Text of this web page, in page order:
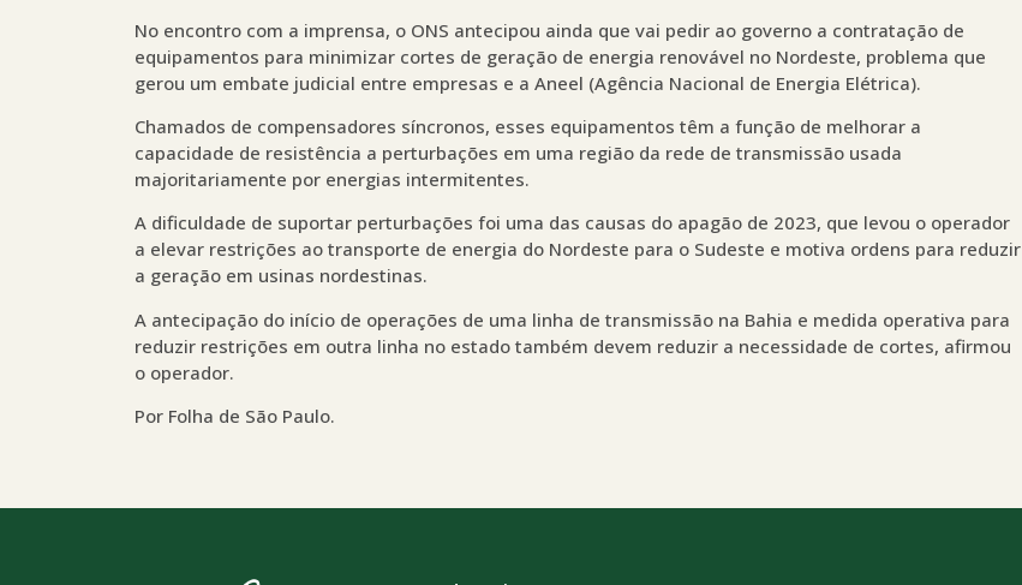
No encontro com a imprensa, o ONS antecipou ainda que vai pedir ao governo a contratação de
equipamentos para minimizar cortes de geração de energia renovável no Nordeste, problema que
gerou um embate judicial entre empresas e a Aneel (Agência Nacional de Energia Elétrica).
Chamados de compensadores síncronos, esses equipamentos têm a função de melhorar a
capacidade de resistência a perturbações em uma região da rede de transmissão usada
majoritariamente por energias intermitentes.
A dificuldade de suportar perturbações foi uma das causas do apagão de 2023, que levou o operador
a elevar restrições ao transporte de energia do Nordeste para o Sudeste e motiva ordens para reduzir
a geração em usinas nordestinas.
A antecipação do início de operações de uma linha de transmissão na Bahia e medida operativa para
reduzir restrições em outra linha no estado também devem reduzir a necessidade de cortes, afirmou
o operador.
Por Folha de São Paulo.